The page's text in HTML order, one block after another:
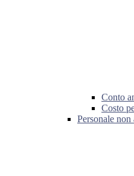
Conto
Costo
Personale